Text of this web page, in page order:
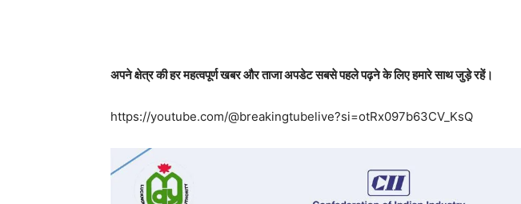
अपने क्षेत्र की हर महत्वपूर्ण खबर और ताजा अपडेट सबसे पहले पढ़ने के लिए हमारे साथ जुड़े रहें।
https://youtube.com/@breakingtubelive?si=otRx097b63CV_KsQ